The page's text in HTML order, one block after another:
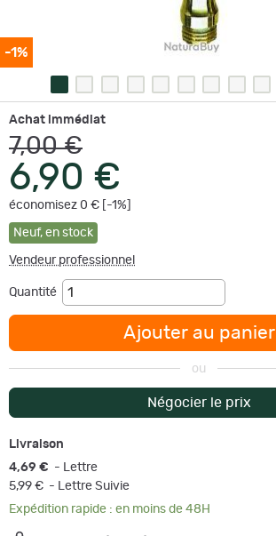
-1%
Achat immédiat
7,00 €
6,90 €
économisez 0 € [-1%]
Neuf, en stock
Vendeur professionnel
Quantité
Ajouter au panier
ou
Négocier le prix
Livraison
4,69 € - Lettre
5,99 € - Lettre Suivie
Expédition rapide : en moins de 48H